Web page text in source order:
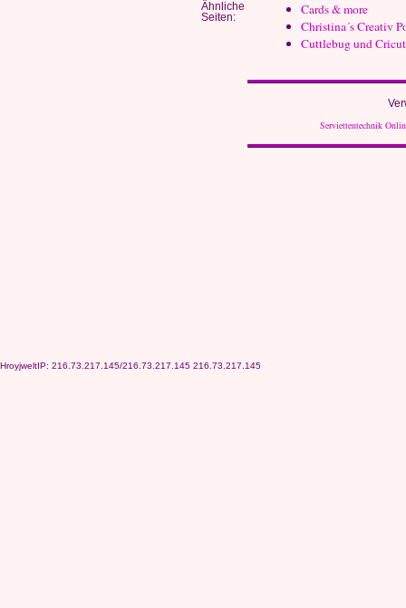
Ähnliche
Seiten:
Cards & more
Christina´s Creativ
Cuttlebug und
Serviettentechnik
HroyjweltIP: 216.73.217.145/216.73.217.145 216.73.217.145